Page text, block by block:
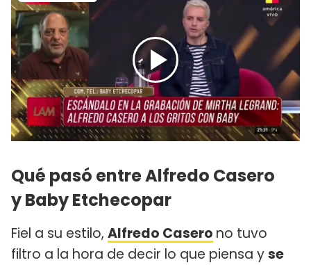
Qué pasó entre Alfredo Casero
y Baby Etchecopar
Fiel a su estilo, Alfredo Casero no tuvo
filtro a la hora de decir lo que piensa yse